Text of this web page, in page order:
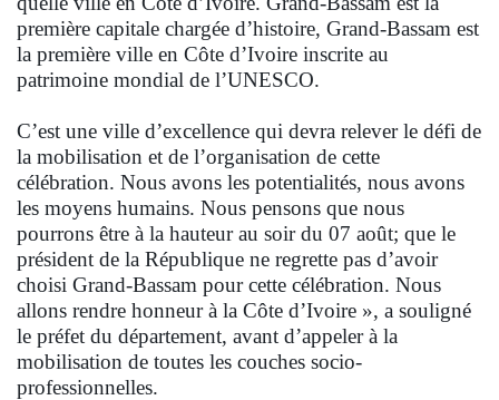
première capitale chargée d’histoire, Grand-Bassam est
la première ville en Côte d’Ivoire inscrite au
patrimoine mondial de l’UNESCO.
C’est une ville d’excellence qui devra relever le défi de
la mobilisation et de l’organisation de cette
célébration. Nous avons les potentialités, nous avons
les moyens humains. Nous pensons que nous
pourrons être à la hauteur au soir du 07 août; que le
président de la République ne regrette pas d’avoir
choisi Grand-Bassam pour cette célébration. Nous
allons rendre honneur à la Côte d’Ivoire », a souligné
le préfet du département, avant d’appeler à la
mobilisation de toutes les couches socio-
professionnelles.